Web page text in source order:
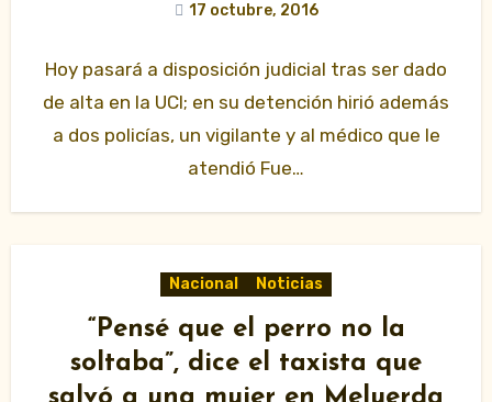
17 octubre, 2016
Hoy pasará a disposición judicial tras ser dado
de alta en la UCI; en su detención hirió además
a dos policías, un vigilante y al médico que le
atendió Fue…
Nacional Noticias
“Pensé que el perro no la
soltaba”, dice el taxista que